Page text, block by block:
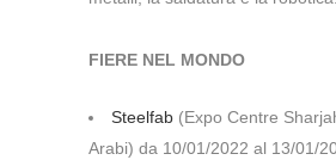
FIERE NEL MONDO
Steelfab (Expo Centre
Arabi) da 10/01/2022 al 13/01/